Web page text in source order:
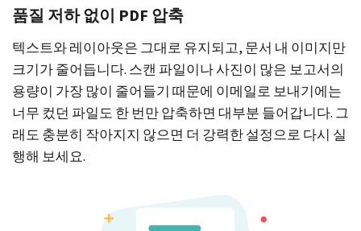
품질 저하 없이 PDF 압축
텍스트와 레이아웃은 그대로 유지되고, 문서 내 이미지만
크기가 줄어듭니다. 스캔 파일이나 사진이 많은 보고서의
용량이 가장 많이 줄어들기 때문에 이메일로 보내기에는
너무 컸던 파일도 한 번만 압축하면 대부분 들어갑니다. 그
래도 충분히 작아지지 않으면 더 강력한 설정으로 다시 실
행해 보세요.